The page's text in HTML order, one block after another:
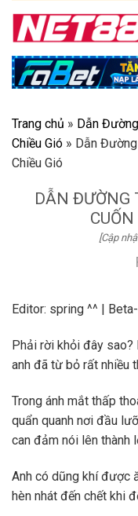
Trang chủ » Dẫn
Chiều Gió » Dẫn
Chiều Gió
DẪN ĐƯỜNG
[Cập
Editor: spring ^^ |
Phải rời khỏi đây sao?
anh đã từ bỏ rất nhiều
Trong ánh mắt thấp
quẩn quanh nơi đầu
can đảm nói lên thành
Anh có dũng khí được
hèn nhát đến chết khi